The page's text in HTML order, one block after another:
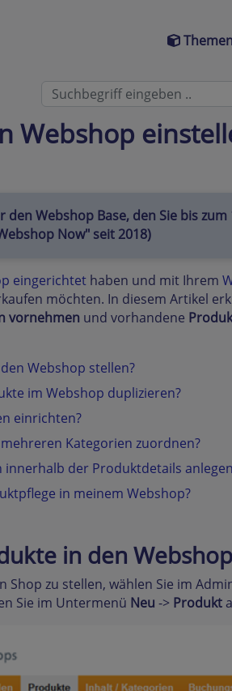
Webshop
Webshop Base, den Sie bis
Now" seit 2018)
eingerichtet haben und mit Ihrem
möchten. In diesem Artikel
vornehmen und vorhandene
Webshop stellen?
im Webshop duplizieren?
einrichten?
Kategorien zuordnen?
innerhalb der Produktdetails
in meinem Webshop?
in den
Shop zu stellen, wählen Sie im
Sie im Untermenü Neu -> Produkt